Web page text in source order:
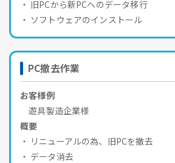
旧PCから新PCへのデータ移行
ソフトウェアのインストール
PC撤去作業
お客様例
遊具製造企業様
概要
リニューアルの為、旧PCを撤去
データ消去